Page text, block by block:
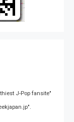
J-Pop fansite"